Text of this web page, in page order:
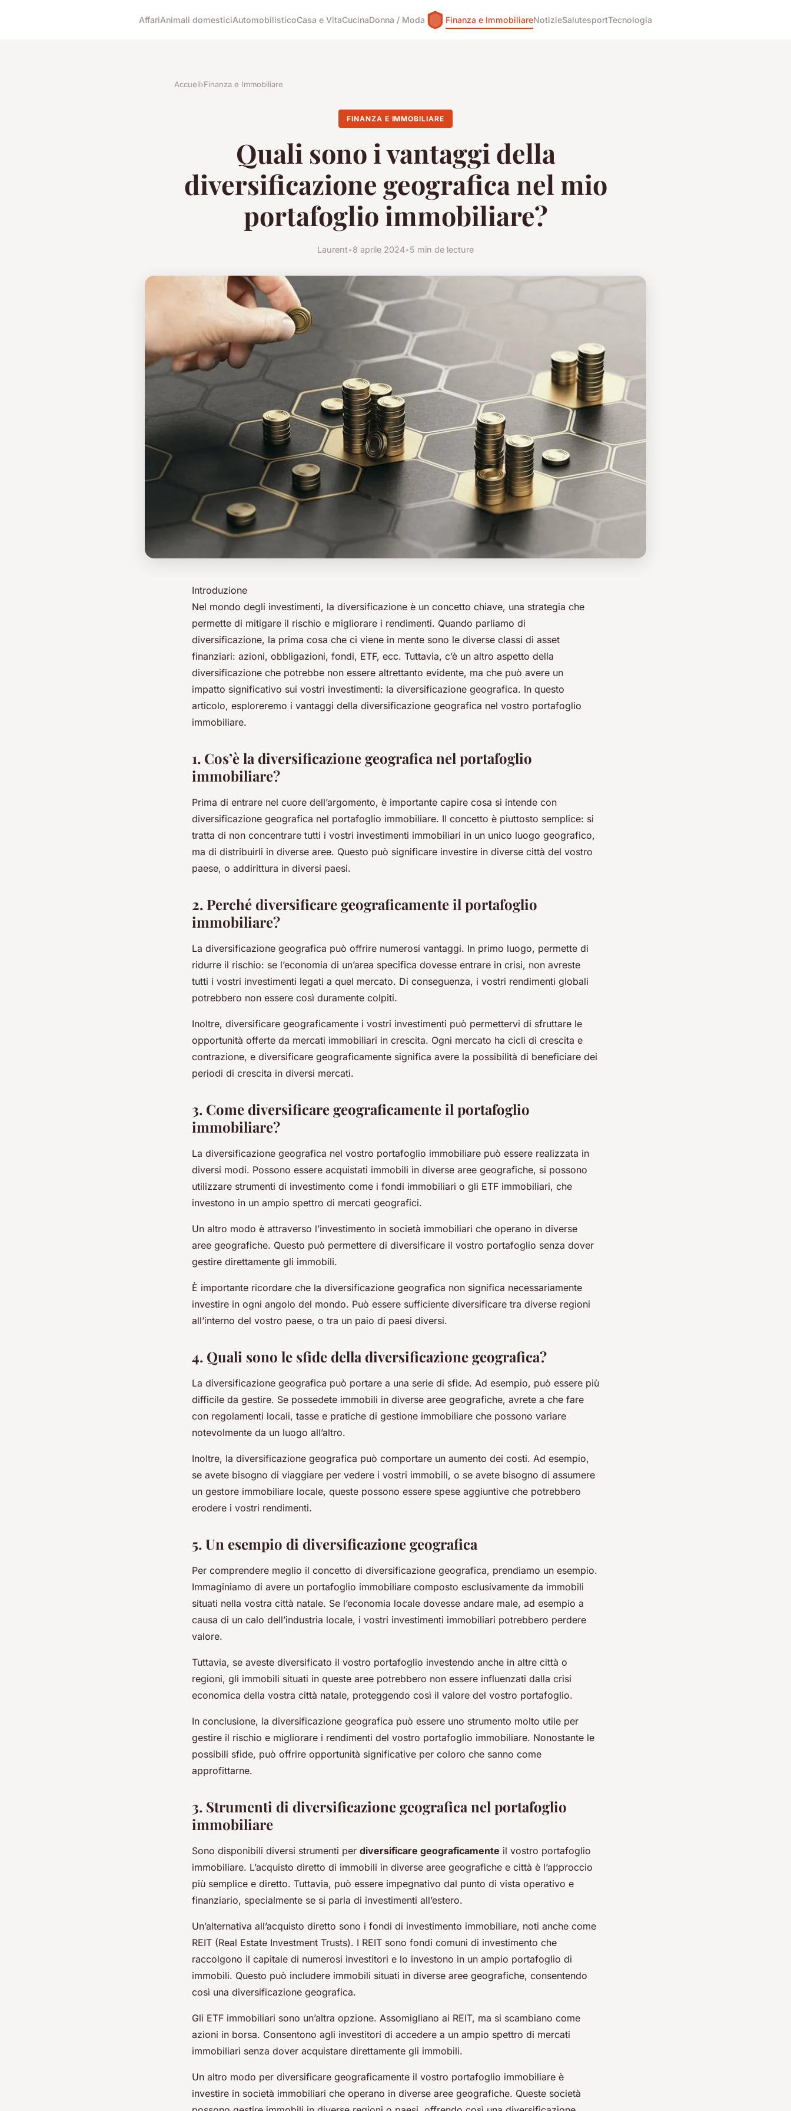
AffariAnimali domesticiAutomobilisticoCasa e VitaCucinaDonna / Moda Finanza e ImmobiliareNotizieSalutesportTecnologia
Accueil›Finanza e Immobiliare
FINANZA E IMMOBILIARE
Quali sono i vantaggi della
diversificazione geografica nel mio
portafoglio immobiliare?
Laurent•8 aprile 2024•5 min de lecture
Introduzione
Nel mondo degli investimenti, la diversificazione è un concetto chiave, una strategia che
permette di mitigare il rischio e migliorare i rendimenti. Quando parliamo di
diversificazione, la prima cosa che ci viene in mente sono le diverse classi di asset
finanziari: azioni, obbligazioni, fondi, ETF, ecc. Tuttavia, c’è un altro aspetto della
diversificazione che potrebbe non essere altrettanto evidente, ma che può avere un
impatto significativo sui vostri investimenti: la diversificazione geografica. In questo
articolo, esploreremo i vantaggi della diversificazione geografica nel vostro portafoglio
immobiliare.
1. Cos’è la diversificazione geografica nel portafoglio
immobiliare?
Prima di entrare nel cuore dell’argomento, è importante capire cosa si intende con
diversificazione geografica nel portafoglio immobiliare. Il concetto è piuttosto semplice: si
tratta di non concentrare tutti i vostri investimenti immobiliari in un unico luogo geografico,
ma di distribuirli in diverse aree. Questo può significare investire in diverse città del vostro
paese, o addirittura in diversi paesi.
2. Perché diversificare geograficamente il portafoglio
immobiliare?
La diversificazione geografica può offrire numerosi vantaggi. In primo luogo, permette di
ridurre il rischio: se l’economia di un’area specifica dovesse entrare in crisi, non avreste
tutti i vostri investimenti legati a quel mercato. Di conseguenza, i vostri rendimenti globali
potrebbero non essere così duramente colpiti.
Inoltre, diversificare geograficamente i vostri investimenti può permettervi di sfruttare le
opportunità offerte da mercati immobiliari in crescita. Ogni mercato ha cicli di crescita e
contrazione, e diversificare geograficamente significa avere la possibilità di beneficiare dei
periodi di crescita in diversi mercati.
3. Come diversificare geograficamente il portafoglio
immobiliare?
La diversificazione geografica nel vostro portafoglio immobiliare può essere realizzata in
diversi modi. Possono essere acquistati immobili in diverse aree geografiche, si possono
utilizzare strumenti di investimento come i fondi immobiliari o gli ETF immobiliari, che
investono in un ampio spettro di mercati geografici.
Un altro modo è attraverso l’investimento in società immobiliari che operano in diverse
aree geografiche. Questo può permettere di diversificare il vostro portafoglio senza dover
gestire direttamente gli immobili.
È importante ricordare che la diversificazione geografica non significa necessariamente
investire in ogni angolo del mondo. Può essere sufficiente diversificare tra diverse regioni
all’interno del vostro paese, o tra un paio di paesi diversi.
4. Quali sono le sfide della diversificazione geografica?
La diversificazione geografica può portare a una serie di sfide. Ad esempio, può essere più
difficile da gestire. Se possedete immobili in diverse aree geografiche, avrete a che fare
con regolamenti locali, tasse e pratiche di gestione immobiliare che possono variare
notevolmente da un luogo all’altro.
Inoltre, la diversificazione geografica può comportare un aumento dei costi. Ad esempio,
se avete bisogno di viaggiare per vedere i vostri immobili, o se avete bisogno di assumere
un gestore immobiliare locale, queste possono essere spese aggiuntive che potrebbero
erodere i vostri rendimenti.
5. Un esempio di diversificazione geografica
Per comprendere meglio il concetto di diversificazione geografica, prendiamo un esempio.
Immaginiamo di avere un portafoglio immobiliare composto esclusivamente da immobili
situati nella vostra città natale. Se l’economia locale dovesse andare male, ad esempio a
causa di un calo dell’industria locale, i vostri investimenti immobiliari potrebbero perdere
valore.
Tuttavia, se aveste diversificato il vostro portafoglio investendo anche in altre città o
regioni, gli immobili situati in queste aree potrebbero non essere influenzati dalla crisi
economica della vostra città natale, proteggendo così il valore del vostro portafoglio.
In conclusione, la diversificazione geografica può essere uno strumento molto utile per
gestire il rischio e migliorare i rendimenti del vostro portafoglio immobiliare. Nonostante le
possibili sfide, può offrire opportunità significative per coloro che sanno come
approfittarne.
3. Strumenti di diversificazione geografica nel portafoglio
immobiliare
Sono disponibili diversi strumenti per diversificare geograficamente il vostro portafoglio
immobiliare. L’acquisto diretto di immobili in diverse aree geografiche e città è l’approccio
più semplice e diretto. Tuttavia, può essere impegnativo dal punto di vista operativo e
finanziario, specialmente se si parla di investimenti all’estero.
Un’alternativa all’acquisto diretto sono i fondi di investimento immobiliare, noti anche come
REIT (Real Estate Investment Trusts). I REIT sono fondi comuni di investimento che
raccolgono il capitale di numerosi investitori e lo investono in un ampio portafoglio di
immobili. Questo può includere immobili situati in diverse aree geografiche, consentendo
così una diversificazione geografica.
Gli ETF immobiliari sono un’altra opzione. Assomigliano ai REIT, ma si scambiano come
azioni in borsa. Consentono agli investitori di accedere a un ampio spettro di mercati
immobiliari senza dover acquistare direttamente gli immobili.
Un altro modo per diversificare geograficamente il vostro portafoglio immobiliare è
investire in società immobiliari che operano in diverse aree geografiche. Queste società